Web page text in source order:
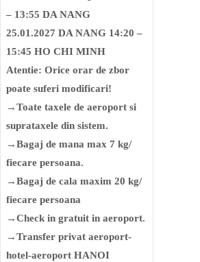
– 13:55 DA NANG
25.01.2027 DA NANG 14:20 –
15:45 HO CHI MINH
Atentie: Orice orar de zbor
poate suferi modificari!
→Toate taxele de aeroport si
suprataxele din sistem.
→Bagaj de mana max 7 kg/
fiecare persoana.
→Bagaj de cala maxim 20 kg/
fiecare persoana
→Check in gratuit in aeroport.
→Transfer privat aeroport-
hotel-aeroport HANOI